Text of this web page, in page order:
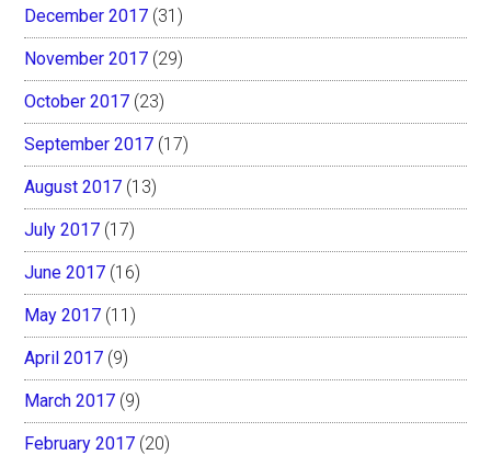
December 2017 (31)
November 2017 (29)
October 2017 (23)
September 2017 (17)
August 2017 (13)
July 2017 (17)
June 2017 (16)
May 2017 (11)
April 2017 (9)
March 2017 (9)
February 2017 (20)